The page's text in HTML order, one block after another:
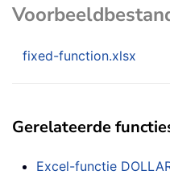
fixed-function.xlsx
Gerelateerde
Excel-functie